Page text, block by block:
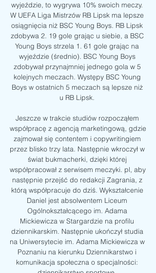
wyjeździe, to wygrywa 10% swoich meczy.
W UEFA Liga Mistrzów RB Lipsk ma lepsze
osiągnięcia niż BSC Young Boys. RB Lipsk
zdobywa 2. 19 gole grając u siebie, a BSC
Young Boys strzela 1. 61 gole grając na
wyjeździe (średnio). BSC Young Boys
zdobywał przynajmniej jednego gola w 5
kolejnych meczach. Występy BSC Young
Boys w ostatnich 5 meczach są lepsze niż
u RB Lipsk.
Jeszcze w trakcie studiów rozpocząłem
współpracę z agencją marketingową, gdzie
zajmował się contentem i copywritingiem
przez blisko trzy lata. Następnie wkroczył w
świat bukmacherki, dzięki której
współpracował z serwisem meczyki. pl, aby
następnie przejść do redakcji Zagrania, z
którą współpracuje do dziś. Wykształcenie
Daniel jest absolwentem Liceum
Ogólnokształcącego im. Adama
Mickiewicza w Stargardzie na profilu
dziennikarskim. Następnie ukończył studia
na Uniwersytecie im. Adama Mickiewicza w
Poznaniu na kierunku Dziennikarstwo i
komunikacja społeczna o specjalności: